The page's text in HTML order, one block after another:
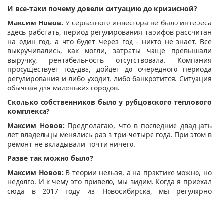
И все-таки почему довели ситуацию до кризисной?
Максим Новов: У серьезного инвестора не было интереса
здесь работать, период регулирования тарифов рассчитан
на один год, а что будет через год - никто не знает. Все
выкручивались, как могли, затраты чаще превышали
выручку, рентабельность отсутствовала. Компания
просуществует год-два, дойдет до очередного периода
регулирования и либо уходит, либо банкротится. Ситуация
обычная для маленьких городов.
Сколько собственников было у рубцовского теплового
комплекса?
Максим Новов: Предполагаю, что в последние двадцать
лет владельцы менялись раз в три-четыре года. При этом в
ремонт не вкладывали почти ничего.
Разве так можно было?
Максим Новов: В теории нельзя, а на практике можно, но
недолго. И к чему это привело, мы видим. Когда я приехал
сюда в 2017 году из Новосибирска, мы регулярно